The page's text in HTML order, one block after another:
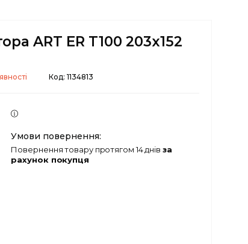
ART ER T100 203x152
Код: 1134813
повернення товару протягом 14 днів за
рахунок покупця